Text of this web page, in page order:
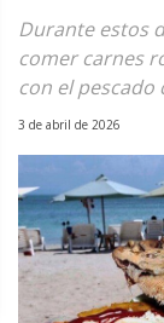
Durante estos
comer carnes
con el
3 de abril de 2026